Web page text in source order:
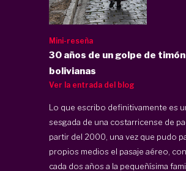
Mini-reseña
30 años de un golpe de
bolivianas
Ver la entrada del blog
Lo que escribo definitivamente es
sesgada de una costarricense de
partir del 2000, una vez que pudo
propios medios el pasaje aéreo,
cada dos años a la pequeñísima